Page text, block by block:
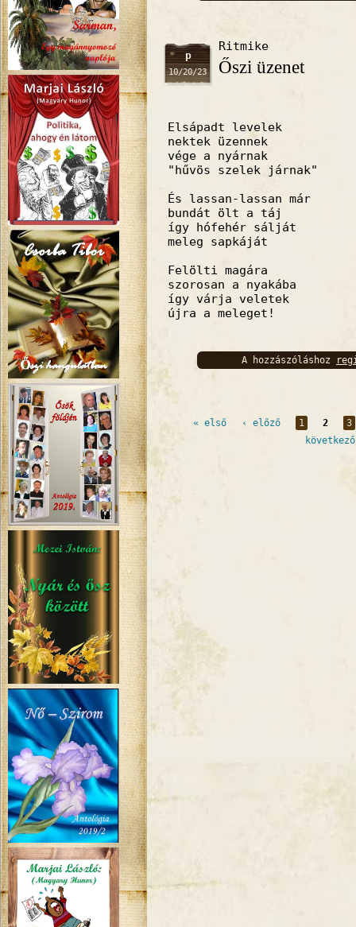
p
10/20/23
Ritmike
Őszi üzenet
Elsápadt levelek
nektek üzennek
vége a nyárnak
"hűvös szelek járnak"
És lassan-lassan már
bundát ölt a táj
így hófehér sálját
meleg sapkáját
Felölti magára
szorosan a nyakába
így várja veletek
újra a meleget!
A hozzászóláshoz
Oldalak
« első ‹ előző 1 2
3